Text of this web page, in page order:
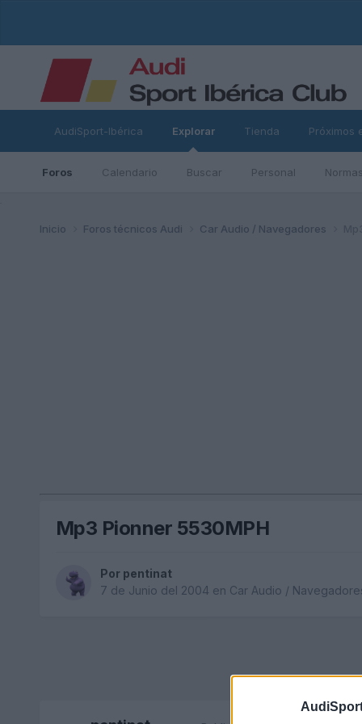
AudiSport-Ibérica Explorar
Foros Calendario Buscar Personal
Tienda Próximos
Inicio Foros técnicos Audi Car Audio / Navegadores
Mp3 Pionner 5530MPH
Por pentinat
7 de Junio del 2004 en Car Audio /